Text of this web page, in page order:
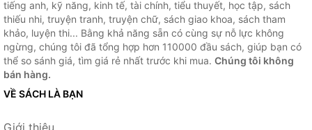
tiếng anh, kỹ năng, kinh tế, tài chính, tiểu thuyết, học tập, sách
thiếu nhi, truyện tranh, truyện chữ, sách giao khoa, sách tham
khảo, luyện thi... Bằng khả năng sẵn có cùng sự nỗ lực không
ngừng, chúng tôi đã tổng hợp hơn 110000 đầu sách, giúp bạn có
thể so sánh giá, tìm giá rẻ nhất trước khi mua. Chúng tôi không
bán hàng.
VỀ SÁCH LÀ BẠN